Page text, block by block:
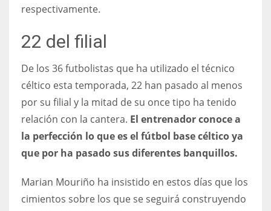
NYG
24
MIA
17
DAL
respectivamente.
22 del filial
De los 36 futbolistas que ha utilizado el técnico
céltico esta temporada, 22 han pasado al menos
por su filial y la mitad de su once tipo ha tenido
relación con la cantera. El entrenador conoce a
la perfección lo que es el fútbol base céltico ya
que por ha pasado sus diferentes banquillos.
Marian Mouriño ha insistido en estos días que los
cimientos sobre los que se seguirá construyendo